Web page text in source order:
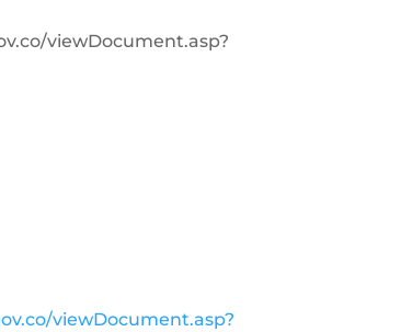
viewDocument.asp?
viewDocument.asp?